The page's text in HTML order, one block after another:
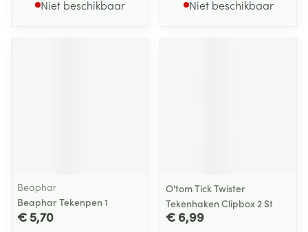
Niet beschikbaar Niet beschikbaar
Beaphar
Beaphar Tekenpen 1
€ 5,70
O'tom Tick Twister
Tekenhaken Clipbox 2 St
€ 6,99